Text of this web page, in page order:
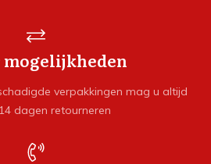
mogelijkheden
verpakkingen mag u altijd
dagen retourneren